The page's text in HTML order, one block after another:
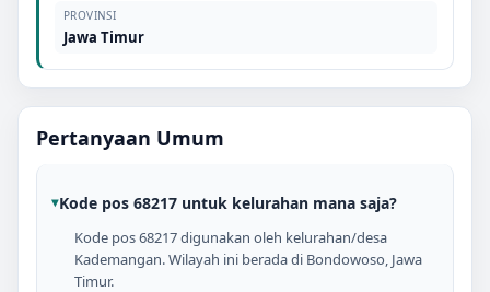
PROVINSI
Jawa Timur
Pertanyaan Umum
Kode pos 68217 untuk kelurahan mana saja?
Kode pos 68217 digunakan oleh kelurahan/desa
Kademangan. Wilayah ini berada di Bondowoso, Jawa
Timur.